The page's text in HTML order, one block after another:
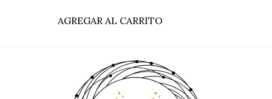
AGREGAR AL CARRITO